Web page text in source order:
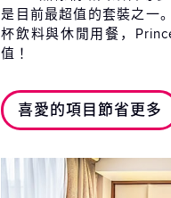
是目前最超值的套裝之一
杯飲料與休閒用餐，
值！
喜愛的項目節省更多